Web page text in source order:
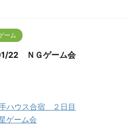
ーム
22 ＮＧゲーム会
ハウス合宿 ２日目
ゲーム会